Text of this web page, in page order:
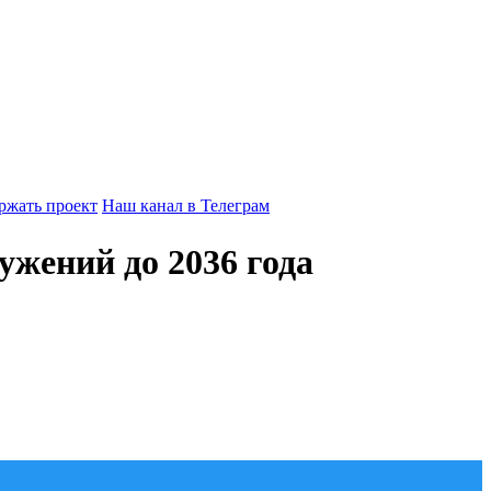
проект Наш канал в Телеграм
до 2036 года